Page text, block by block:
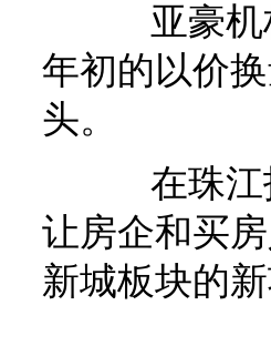
亚豪机构
年初的以价
头。
在珠江投
让房企和买
新城板块的